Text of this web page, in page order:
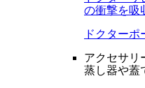
の衝撃を吸
ドクターポ
アクセサリ
蒸し器や蓋